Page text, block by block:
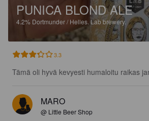
PUNICA BLOND ALE
4.2% Dortmunder / Helles. Lab brewery.
3.3
Tämä oli hyvä kevyesti humaloitu raikas
MARO
@ Little Beer Shop